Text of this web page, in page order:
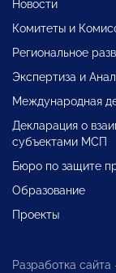
Новости
Комитеты и
Региональное
Экспертиза и
Международная
Декларация о
субъектами МСП
Бюро по защите
Образование
Проекты
Разработка